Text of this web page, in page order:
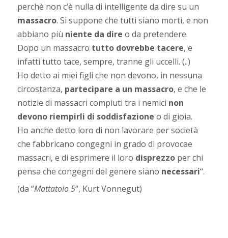
perchè non c’è nulla di intelligente da dire su un
massacro. Si suppone che tutti siano morti, e non
abbiano più niente da dire o da pretendere.
Dopo un massacro tutto dovrebbe tacere, e
infatti tutto tace, sempre, tranne gli uccelli. (..)
Ho detto ai miei figli che non devono, in nessuna
circostanza, partecipare a un massacro, e che le
notizie di massacri compiuti tra i nemici non
devono riempirli di soddisfazione o di gioia.
Ho anche detto loro di non lavorare per società
che fabbricano congegni in grado di provocae
massacri, e di esprimere il loro disprezzo per chi
pensa che congegni del genere siano necessari“.
(da “Mattatoio 5“, Kurt Vonnegut)